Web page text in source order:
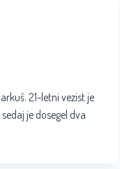
21-letni vezist je
je dosegel dva